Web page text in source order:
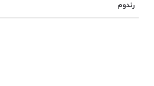
رندوم